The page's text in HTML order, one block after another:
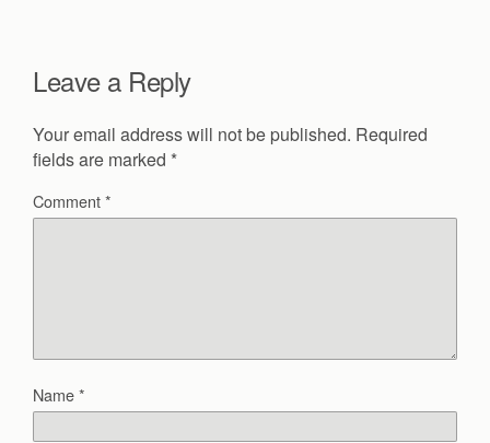
Leave a Reply
Your email address will not be published. Required
fields are marked *
Comment*
Name*